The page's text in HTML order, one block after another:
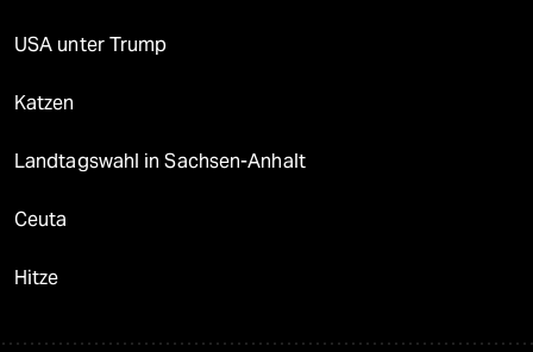
USA unter Trump
Katzen
Landtagswahl in Sachsen-Anhalt
Ceuta
Hitze